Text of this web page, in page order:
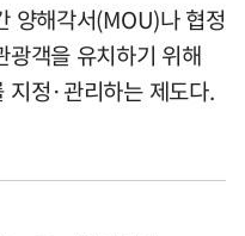
양해각서(MOU)나 협정
광객을 유치하기 위해
지정·관리하는 제도다.